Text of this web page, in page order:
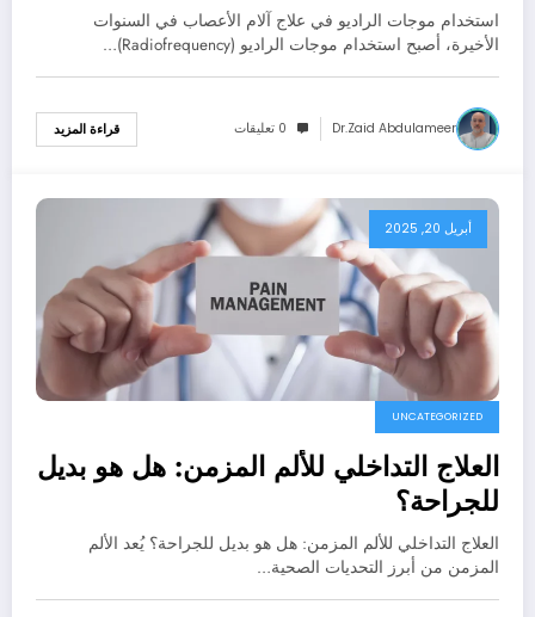
استخدام موجات الراديو في علاج آلام الأعصاب في السنوات
الأخيرة، أصبح استخدام موجات الراديو (Radiofrequency)…
Dr.zaid Abdulameer 0 تعليقات قراءة المزيد
أبريل 20, 2025
UNCATEGORIZED
العلاج التداخلي للألم المزمن: هل هو بديل
للجراحة؟
العلاج التداخلي للألم المزمن: هل هو بديل للجراحة؟ يُعد الألم
المزمن من أبرز التحديات الصحية…